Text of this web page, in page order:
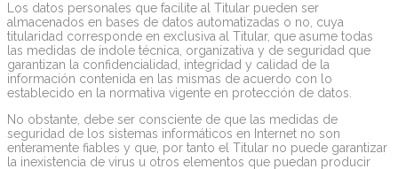
Los datos personales que facilite al Titular pueden ser
almacenados en bases de datos automatizadas o no, cuya
titularidad corresponde en exclusiva al Titular, que asume todas
las medidas de índole técnica, organizativa y de seguridad que
garantizan la confidencialidad, integridad y calidad de la
información contenida en las mismas de acuerdo con lo
establecido en la normativa vigente en protección de datos.
No obstante, debe ser consciente de que las medidas de
seguridad de los sistemas informáticos en Internet no son
enteramente fiables y que, por tanto el Titular no puede garantizar
la inexistencia de virus u otros elementos que puedan producir